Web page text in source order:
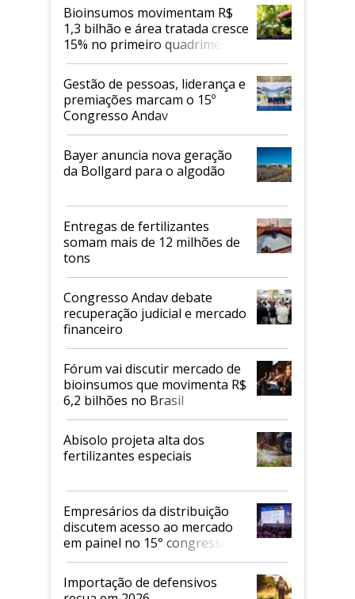
Bioinsumos movimentam R$
1,3 bilhão e área tratada cresce
15% no primeiro quadrimestre
de 2026
Gestão de pessoas, liderança e
premiações marcam o 15º
Congresso Andav
Bayer anuncia nova geração
da Bollgard para o algodão
Entregas de fertilizantes
somam mais de 12 milhões de
tons
Congresso Andav debate
recuperação judicial e mercado
financeiro
Fórum vai discutir mercado de
bioinsumos que movimenta R$
6,2 bilhões no Brasil
Abisolo projeta alta dos
fertilizantes especiais
Empresários da distribuição
discutem acesso ao mercado
em painel no 15° congresso
Andav
Importação de defensivos